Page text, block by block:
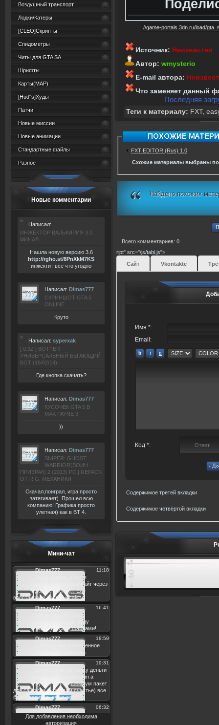
Воздушный транспорт
Лодки/Катеры
[CLEO]Скрипты
Спидометры
Читы для GTA SA
Шрифты
Карты(MAP)
[Hud"s]Худы
Патчи
Новые миссии
Новые анимации
Стандартные файлы
Разное
Новые комментарии
Написал:
ИНЖЕКТОР ВАЛЬКИРИЯ 3.0
ФИНАЛ
Нашла новую версию 3.6
http://rgho.st/8PnXkM7KS
инжектит все что угодно
Написал: Dimas777
СКРИНШОТ GTA 5
ONLINE
Круто
Написал: syperxak
[ 0.3Z ] BOTTER -
УНИВЕРСАЛЬНЫЙ БЕГАЮЩИЙ
БОТ (16/02/14)
Где кнопка скачать?
Написал: Dimas777
КУСОЧЕК GTA 5 В
MAX PAYNE 3
))
Написал: Dimas777
SNIPER: GHOST
WARRIOR(ВОИН
ПРИЗРАК) 2 (2013) РС | REPACK
ОТ R.G. МЕХАНИКИ
Скачал,поиграл, игра просто
затягивает). Прошел всю
компанию! Графика просто
улетная) как в BT 4.
Мини-чат
Для добавления необходима
авторизация
Источник: Неизвестно
Автор: wmysterio
E-mail автора:
Что заменяет данный
Последняя
Теги к материалу: FXT,
FXT EDITOR (Rus) 1.0
Схожие материалы выбраны по
Найдено похожих
Всего комментариев: 0
ript" src="/js/tabi.js">
Сайт
Vkontakte
Имя *:
Email:
Код *:
Содержимое третей вкладки
Содержимое четвёртой вкладки